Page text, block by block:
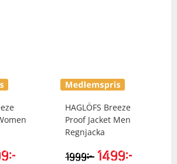
kr
HAGLÖFS Breeze
Proof Jacket Men
Regnjacka
1999kr 1499kr